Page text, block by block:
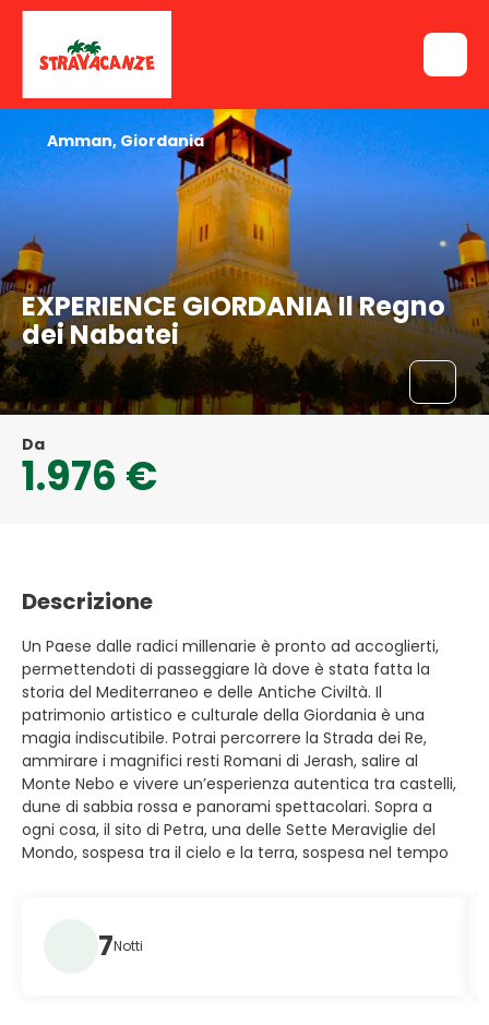
EXPERIENCE GIORDANIA Il Regno
dei Nabatei
Amman, Giordania
Da
1.976 €
Descrizione
Un Paese dalle radici millenarie è pronto ad accoglierti,
permettendoti di passeggiare là dove è stata fatta la
storia del Mediterraneo e delle Antiche Civiltà. Il
patrimonio artistico e culturale della Giordania è una
magia indiscutibile. Potrai percorrere la Strada dei Re,
ammirare i magnifici resti Romani di Jerash, salire al
Monte Nebo e vivere un’esperienza autentica tra castelli,
dune di sabbia rossa e panorami spettacolari. Sopra a
ogni cosa, il sito di Petra, una delle Sette Meraviglie del
Mondo, sospesa tra il cielo e la terra, sospesa nel tempo
7Notti